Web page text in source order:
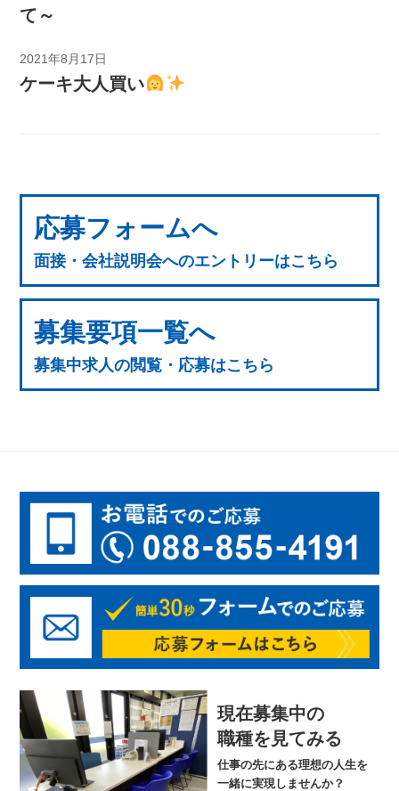
て～
2021年8月17日
ケーキ大人買い
応募フォームへ
面接・会社説明会へのエントリーはこちら
募集要項一覧へ
募集中求人の閲覧・応募はこちら
現在募集中の
職種を見てみる
仕事の先にある理想の人生を
一緒に実現しませんか？